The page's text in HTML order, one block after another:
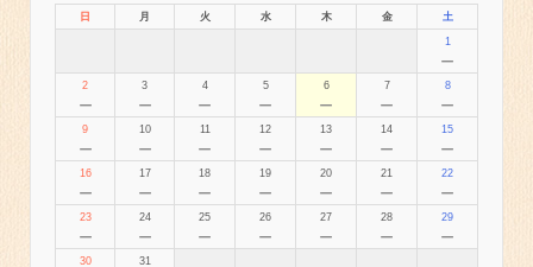
日 月 火 水 木 金 土
1
－
2
－
3
－
4
－
5
－
6
－
7
－
8
－
9
－
10
－
11
－
12
－
13
－
14
－
15
－
16
－
17
－
18
－
19
－
20
－
21
－
22
－
23
－
24
－
25
－
26
－
27
－
28
－
29
－
30 31